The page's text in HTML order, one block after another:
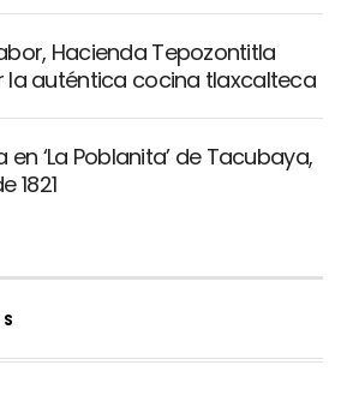
Hacienda Tepozontitla
la auténtica cocina tlaxcalteca
‘La Poblanita’ de Tacubaya,
1821